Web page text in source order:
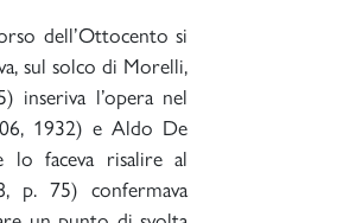
dell’Ottocento si
sul solco di Morelli,
inseriva l’opera nel
1932) e Aldo De
lo faceva risalire al
p. 75) confermava